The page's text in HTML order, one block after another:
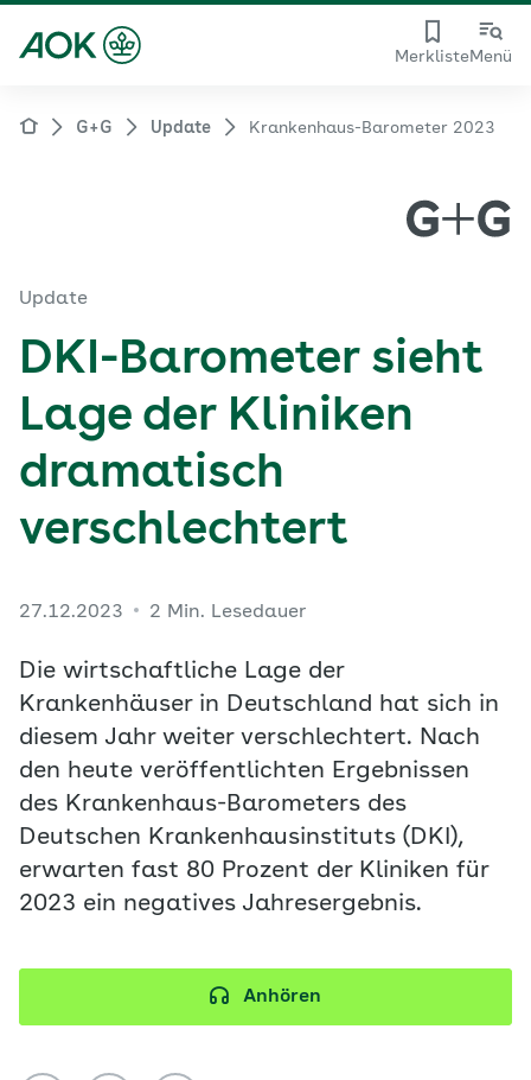
MerklisteMenü
G+G Update Krankenhaus-Barometer 2023
Update
DKI-Barometer sieht
Lage der Kliniken
dramatisch
verschlechtert
27.12.2023 2 Min. Lesedauer
Die wirtschaftliche Lage der
Krankenhäuser in Deutschland hat sich in
diesem Jahr weiter verschlechtert. Nach
den heute veröffentlichten Ergebnissen
des Krankenhaus-Barometers des
Deutschen Krankenhausinstituts (DKI),
erwarten fast 80 Prozent der Kliniken für
2023 ein negatives Jahresergebnis.
Anhören